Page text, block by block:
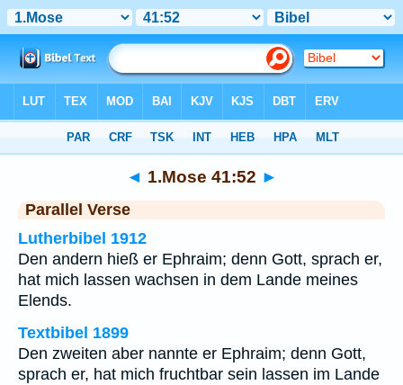
◄ 1.Mose 41:52 ►
Parallel Verse
Lutherbibel 1912
Den andern hieß er Ephraim; denn Gott, sprach er,
hat mich lassen wachsen in dem Lande meines
Elends.
Textbibel 1899
Den zweiten aber nannte er Ephraim; denn Gott,
sprach er, hat mich fruchtbar sein lassen im Lande